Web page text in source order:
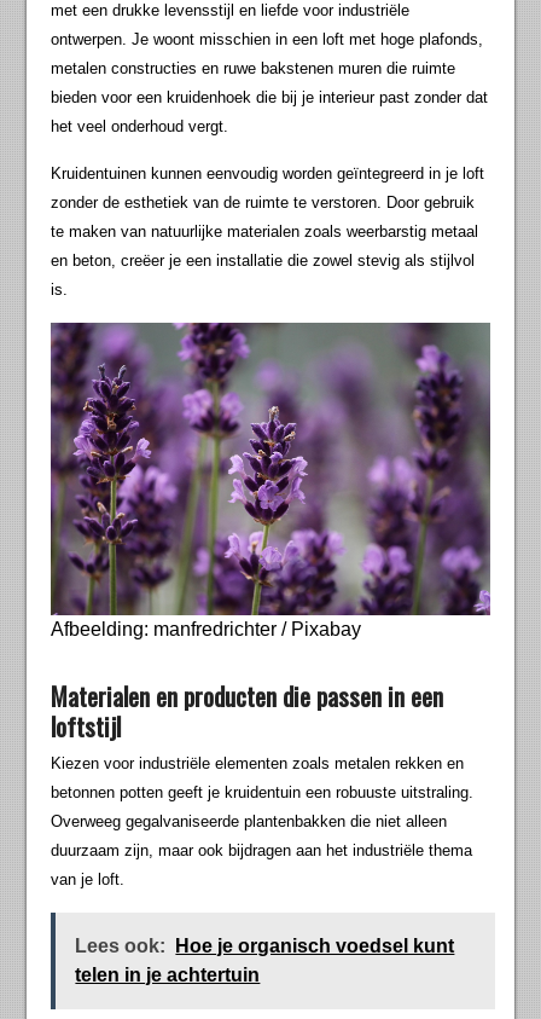
met een drukke levensstijl en liefde voor industriële
ontwerpen. Je woont misschien in een loft met hoge plafonds,
metalen constructies en ruwe bakstenen muren die ruimte
bieden voor een kruidenhoek die bij je interieur past zonder dat
het veel onderhoud vergt.
Kruidentuinen kunnen eenvoudig worden geïntegreerd in je loft
zonder de esthetiek van de ruimte te verstoren. Door gebruik
te maken van natuurlijke materialen zoals weerbarstig metaal
en beton, creëer je een installatie die zowel stevig als stijlvol
is.
Afbeelding: manfredrichter / Pixabay
Materialen en producten die passen in een
loftstijl
Kiezen voor industriële elementen zoals metalen rekken en
betonnen potten geeft je kruidentuin een robuuste uitstraling.
Overweeg gegalvaniseerde plantenbakken die niet alleen
duurzaam zijn, maar ook bijdragen aan het industriële thema
van je loft.
Lees ook:
Hoe je organisch voedsel kunt
telen in je achtertuin